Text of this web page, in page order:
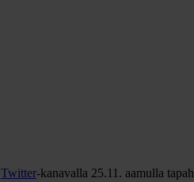
Twitter-kanavalla 25.11. aamulla